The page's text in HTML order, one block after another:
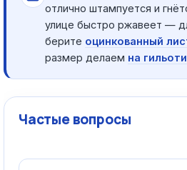
отлично штампуется и
улице быстро ржавеет —
берите оцинкованный
размер делаем на
Частые вопросы